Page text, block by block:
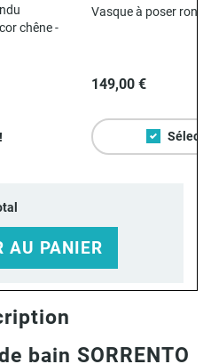
chêne -
Vasque à poser
149,00 €
AU PANIER
bain SORRENTO